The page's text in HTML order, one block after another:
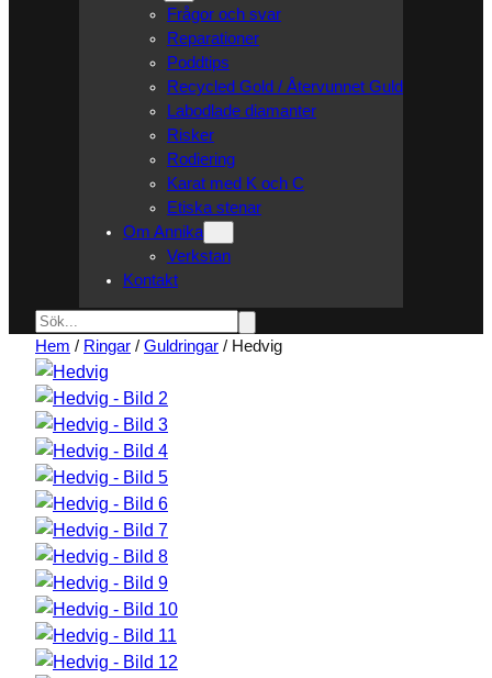
Frågor och svar
Reparationer
Poddtips
Recycled Gold / Återvunnet Guld
Labodlade diamanter
Risker
Rodiering
Karat med K och C
Etiska stenar
Om Annika
Verkstan
Kontakt
Sök
Hem / Ringar / Guldringar / Hedvig